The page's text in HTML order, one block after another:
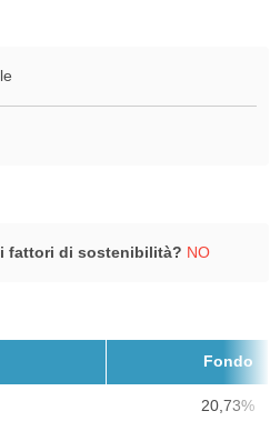
fattori di sostenibilità? NO
Fondo
20,73%